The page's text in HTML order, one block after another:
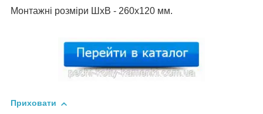
Монтажні розміри ШхВ - 260х120 мм.
Приховати